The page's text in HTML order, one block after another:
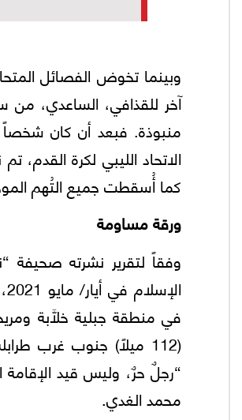
وبينما تخوض الفصائل
آخر للقذافي، الساعدي،
منبوذة. فبعد أن كان
الاتحاد الليبي لكرة القدم،
كما أُسقطت جميع التُهم
ورقة مساومة
وفقاً لتقرير نشرته صحيفة
(112 ميلًا) جنوب غرب
“رجلٌ حرٌ، وليس قيد الإقامة
محمد الغدي.